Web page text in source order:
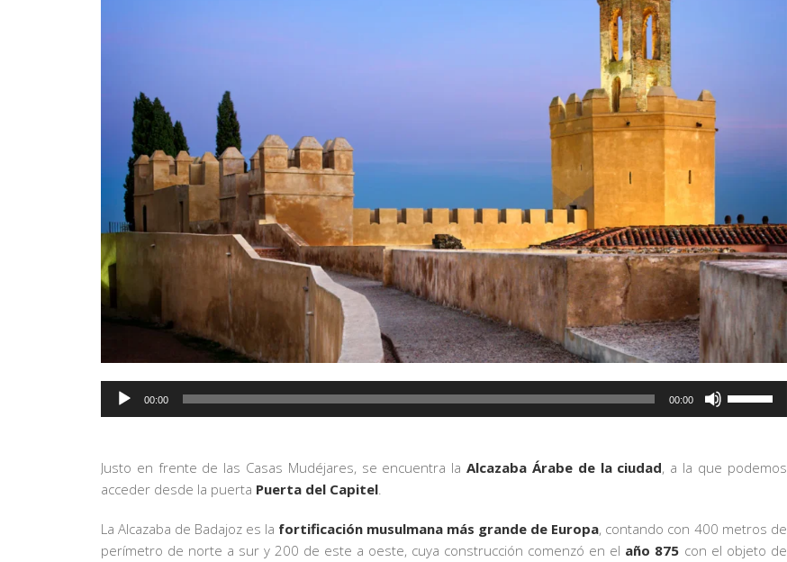
Reproductor
de
00:00 00:00
flecha
Justo en frente de las Casas Mudéjares, se encuentra laAlcazaba Árabe de la ciudad, a la que podemos
acceder desde la puerta Puerta del Capitel.
La Alcazaba de Badajoz es la fortificación musulmana más grande de Europa, contando con 400 metros de
perímetro de norte a sur y 200 de este a oeste, cuya construcción comenzó en el año 875 con el objeto de